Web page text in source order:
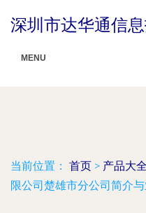
深圳市达华通信
MENU
当前位置： 首页 > 产品大全
限公司楚雄市分公司简介